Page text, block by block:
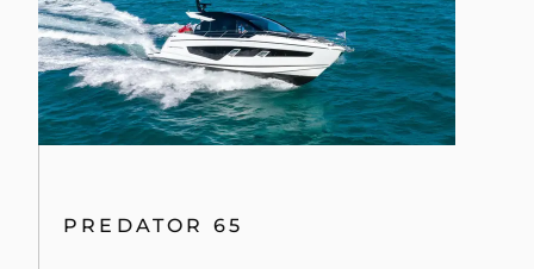
PREDATOR 65